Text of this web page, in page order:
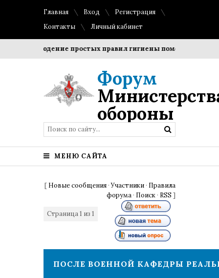
Главная Вход
Регистрация
Контакты
Личный кабинет
Соблюдение простых правил гигиены помогает
Форум
обороны
МЕНЮ САЙТА
[ Новые сообщения ·Участники · Правила
форума · Поиск · RSS ]
Страница1 из 1
ПОСЛЕ ВОЕННОЙ КАФЕДРЫ